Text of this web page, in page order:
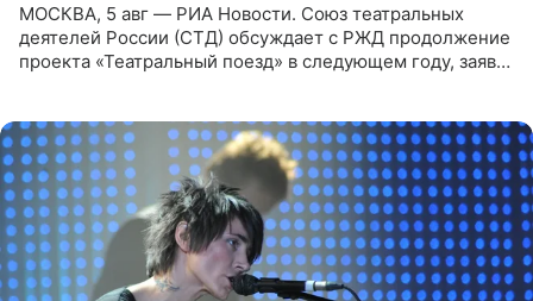
МОСКВА, 5 авг — РИА Новости. Союз театральных
деятелей России (СТД) обсуждает с РЖД продолжение
проекта «Театральный поезд» в следующем году, заявил